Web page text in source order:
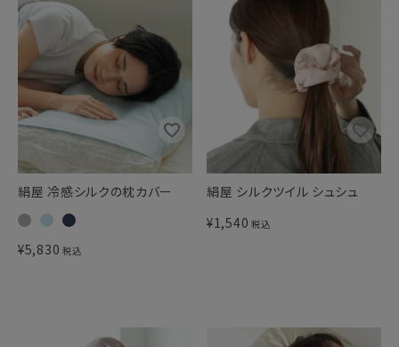
絹屋 冷感シルクの枕カバー
¥5,830 税込
絹屋 シルクツイル シュシュ
¥1,540 税込